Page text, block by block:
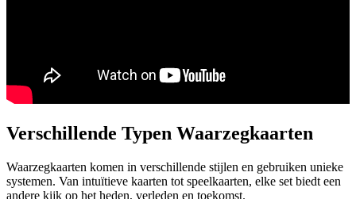
Verschillende Typen Waarzegkaarten
Waarzegkaarten komen in verschillende stijlen en gebruiken unieke
systemen. Van intuïtieve kaarten tot speelkaarten, elke set biedt een
andere kijk op het heden, verleden en toekomst.